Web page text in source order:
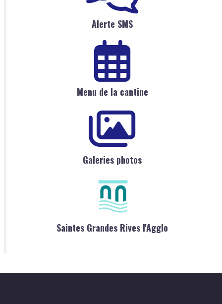
Alerte SMS
Menu de la cantine
Galeries photos
Saintes Grandes Rives l'Agglo